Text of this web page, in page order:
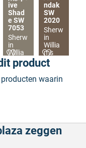
ive
Shad
e SW
7053
Sherw
in
Willia
ms
ndak
SW
2020
Sherw
in
Willia
ms
product
waarin
zeggen